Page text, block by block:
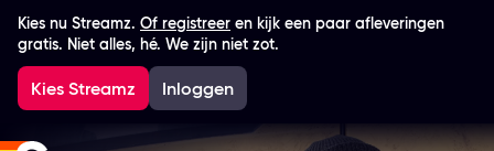
Kies nu Streamz. Of registreer en kijk een paar afleveringen
gratis. Niet alles, hé. We zijn niet zot.
Kies Streamz Inloggen